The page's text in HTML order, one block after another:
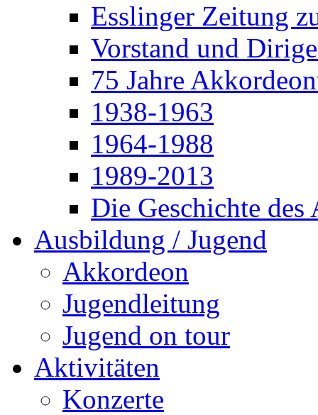
Esslinger Zeitung
Vorstand und
75 Jahre
1938-1963
1964-1988
1989-2013
Die Geschichte des
Ausbildung / Jugend
Akkordeon
Jugendleitung
Jugend on tour
Aktivitäten
Konzerte